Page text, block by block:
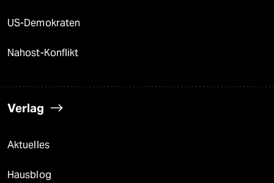
US-Demokraten
Nahost-Konflikt
Verlag
Aktuelles
Hausblog